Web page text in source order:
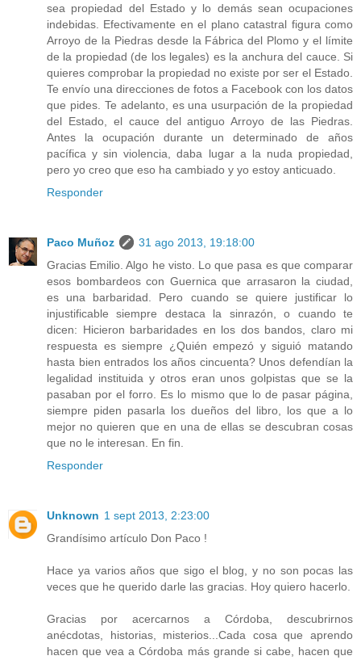
sea propiedad del Estado y lo demás sean ocupaciones
indebidas. Efectivamente en el plano catastral figura como
Arroyo de la Piedras desde la Fábrica del Plomo y el límite
de la propiedad (de los legales) es la anchura del cauce. Si
quieres comprobar la propiedad no existe por ser el Estado.
Te envío una direcciones de fotos a Facebook con los datos
que pides. Te adelanto, es una usurpación de la propiedad
del Estado, el cauce del antiguo Arroyo de las Piedras.
Antes la ocupación durante un determinado de años
pacífica y sin violencia, daba lugar a la nuda propiedad,
pero yo creo que eso ha cambiado y yo estoy anticuado.
Responder
Paco Muñoz
31 ago 2013, 19:18:00
Gracias Emilio. Algo he visto. Lo que pasa es que comparar
esos bombardeos con Guernica que arrasaron la ciudad,
es una barbaridad. Pero cuando se quiere justificar lo
injustificable siempre destaca la sinrazón, o cuando te
dicen: Hicieron barbaridades en los dos bandos, claro mi
respuesta es siempre ¿Quién empezó y siguió matando
hasta bien entrados los años cincuenta? Unos defendían la
legalidad instituida y otros eran unos golpistas que se la
pasaban por el forro. Es lo mismo que lo de pasar página,
siempre piden pasarla los dueños del libro, los que a lo
mejor no quieren que en una de ellas se descubran cosas
que no le interesan. En fin.
Responder
Unknown 1 sept 2013, 2:23:00
Grandísimo artículo Don Paco !
Hace ya varios años que sigo el blog, y no son pocas las
veces que he querido darle las gracias. Hoy quiero hacerlo.
Gracias por acercarnos a Córdoba, descubrirnos
anécdotas, historias, misterios...Cada cosa que aprendo
hacen que vea a Córdoba más grande si cabe, hacen que